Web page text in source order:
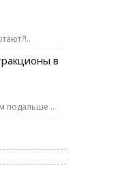
в
подальше ..